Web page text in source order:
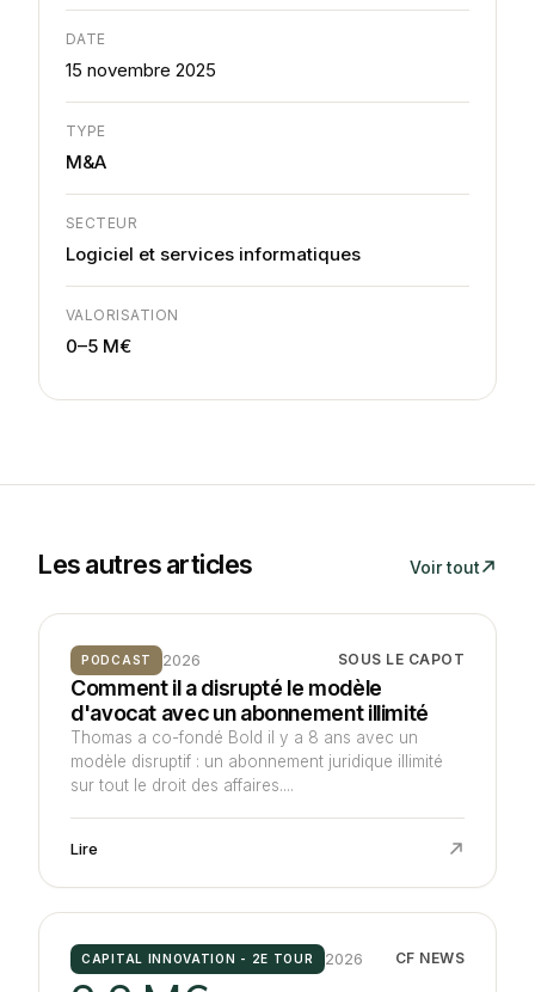
DATE
15 novembre 2025
TYPE
M&A
SECTEUR
Logiciel et services informatiques
VALORISATION
0–5 M€
Les autres articles Voir tout
PODCAST 2026 SOUS LE CAPOT
Comment il a disrupté le modèle
d'avocat avec un abonnement illimité
Thomas a co-fondé Bold il y a 8 ans avec un
modèle disruptif : un abonnement juridique illimité
sur tout le droit des affaires....
Lire
CAPITAL INNOVATION - 2E TOUR 2026 CF NEWS